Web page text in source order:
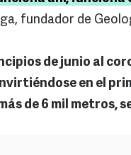
fundador de
de junio al
en el
de 6 mil metros,